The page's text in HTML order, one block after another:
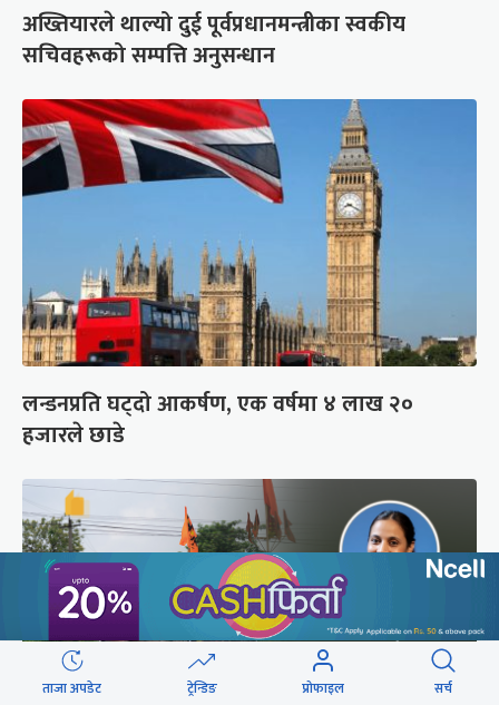
अख्तियारले थाल्यो दुई पूर्वप्रधानमन्त्रीका स्वकीय
सचिवहरूको सम्पत्ति अनुसन्धान
लन्डनप्रति घट्दो आकर्षण, एक वर्षमा ४ लाख २०
हजारले छाडे
ताजा अपडेट ट्रेन्डिङ प्रोफाइल सर्च